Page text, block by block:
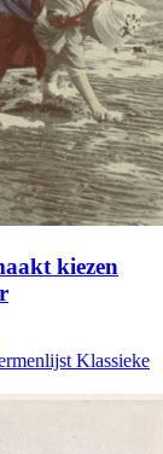
kiezen
Klassieke